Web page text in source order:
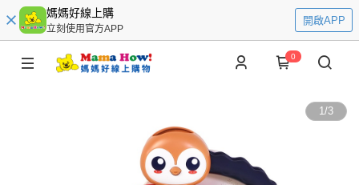
媽媽好線上購
立刻使用官方APP
開啟APP
0
1/3